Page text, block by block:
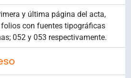
y última página del acta,
con fuentes tipográficas
052 y 053 respectivamente.